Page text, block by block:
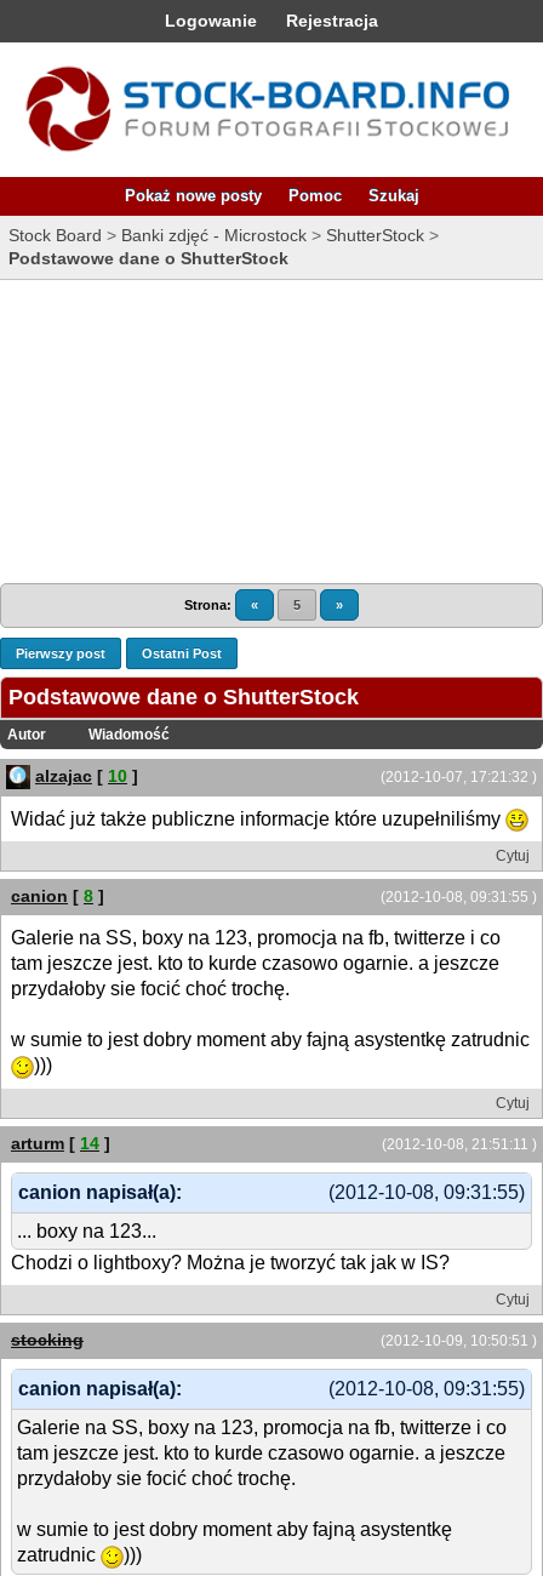
Logowanie Rejestracja
Pokaż nowe posty Pomoc Szukaj
Stock Board > Banki zdjęć - Microstock > ShutterStock >
Podstawowe dane o ShutterStock
Strona: « 5 »
Pierwszy post Ostatni Post
Podstawowe dane o ShutterStock
Autor Wiadomość
(2012-10-07, 17:21:32 )
alzajac [ 10 ]
Widać już także publiczne informacje które uzupełniliśmy
Cytuj
(2012-10-08, 09:31:55 )
canion [ 8 ]
Galerie na SS, boxy na 123, promocja na fb, twitterze i co
tam jeszcze jest. kto to kurde czasowo ogarnie. a jeszcze
przydałoby sie focić choć trochę.
w sumie to jest dobry moment aby fajną asystentkę zatrudnic
)))
Cytuj
(2012-10-08, 21:51:11 )
arturm [ 14 ]
(2012-10-08, 09:31:55)
canion napisał(a):
... boxy na 123...
Chodzi o lightboxy? Można je tworzyć tak jak w IS?
Cytuj
(2012-10-09, 10:50:51 )
stocking
(2012-10-08, 09:31:55)
canion napisał(a):
Galerie na SS, boxy na 123, promocja na fb, twitterze i co
tam jeszcze jest. kto to kurde czasowo ogarnie. a jeszcze
przydałoby sie focić choć trochę.
w sumie to jest dobry moment aby fajną asystentkę
zatrudnic
)))